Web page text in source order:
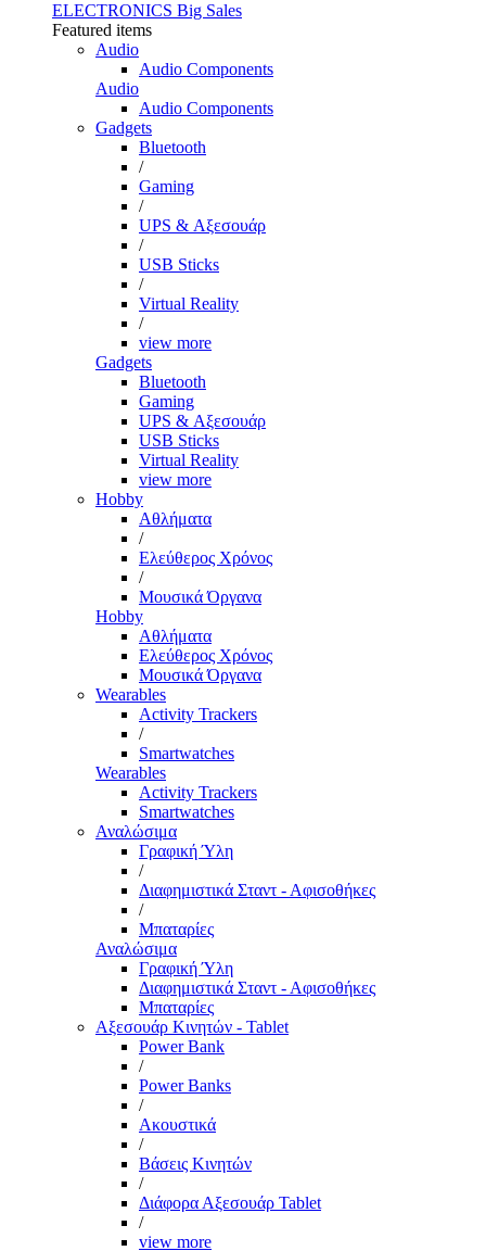
ELECTRONICS Big Sales
Featured items
Audio
Audio Components
Audio
Audio Components
Gadgets
Bluetooth
/
Gaming
/
UPS & Αξεσουάρ
/
USB Sticks
/
Virtual Reality
/
view more
Gadgets
Bluetooth
Gaming
UPS & Αξεσουάρ
USB Sticks
Virtual Reality
view more
Hobby
Αθλήματα
/
Ελεύθερος Χρόνος
/
Μουσικά Όργανα
Hobby
Αθλήματα
Ελεύθερος Χρόνος
Μουσικά Όργανα
Wearables
Activity Trackers
/
Smartwatches
Wearables
Activity Trackers
Smartwatches
Αναλώσιμα
Γραφική Ύλη
/
Διαφημιστικά Σταντ - Αφισοθήκες
/
Μπαταρίες
Αναλώσιμα
Γραφική Ύλη
Διαφημιστικά Σταντ - Αφισοθήκες
Μπαταρίες
Αξεσουάρ Κινητών - Tablet
Power Bank
/
Power Banks
/
Ακουστικά
/
Βάσεις Κινητών
/
Διάφορα Αξεσουάρ Tablet
/
view more